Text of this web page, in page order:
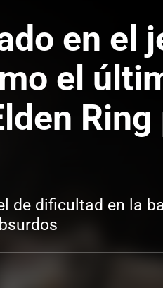
en el
el
de dificultad en la